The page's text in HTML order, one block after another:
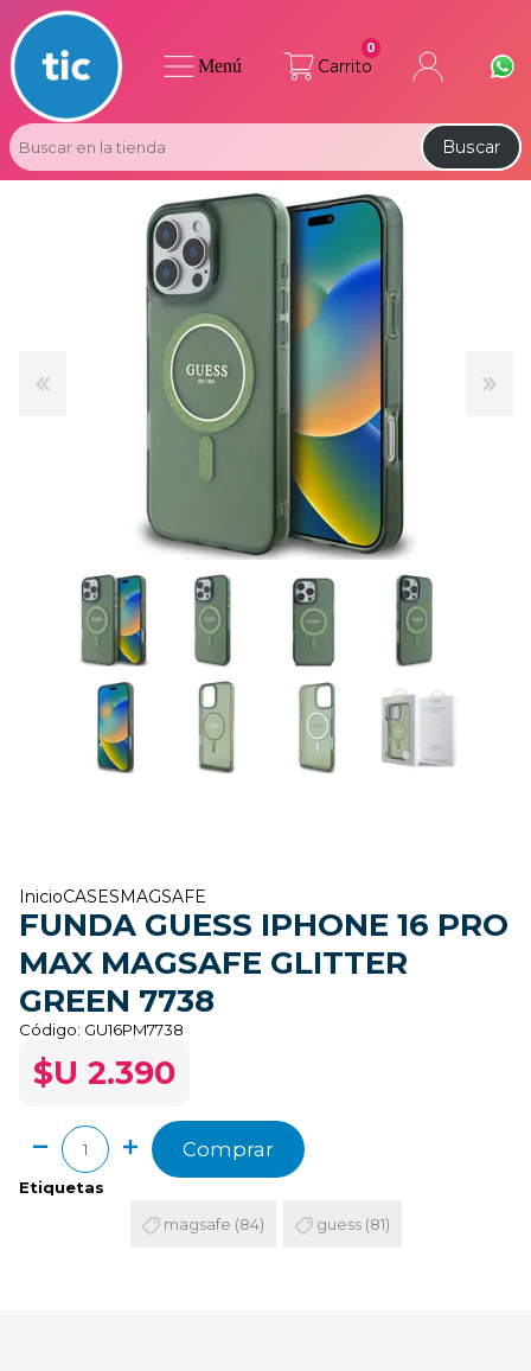
Carrito
0
Buscar
Menú
InicioCASES MAGSAFE
FUNDA GUESS IPHONE 16 PRO
MAX MAGSAFE GLITTER
GREEN 7738
Código: GU16PM7738
$U 2.390
Comprar
Etiquetas
magsafe (84) guess (81)